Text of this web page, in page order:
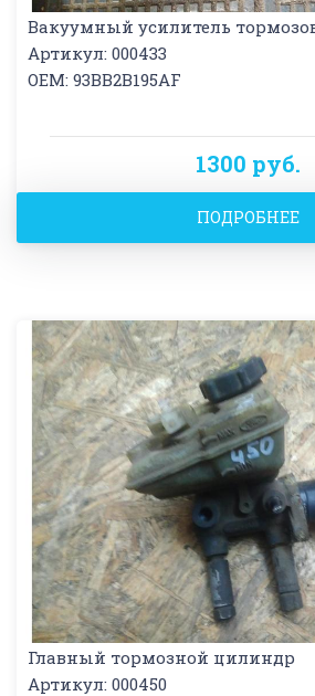
Вакуумный усилитель
Артикул: 000433
OEM: 93BB2B195AF
1300 руб.
ПОДРОБНЕЕ
Главный тормозной цилиндр
Артикул: 000450